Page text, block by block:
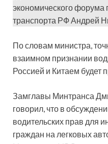
экономического форума
транспорта РФ Андрей
По словам министра,
взаимном признании
Россией и Китаем будет
Замглавы Минтранса
говорил, что в
водительских прав для
граждан на легковых